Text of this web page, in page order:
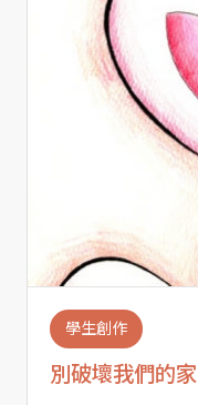
學生創作
別破壞我們的家